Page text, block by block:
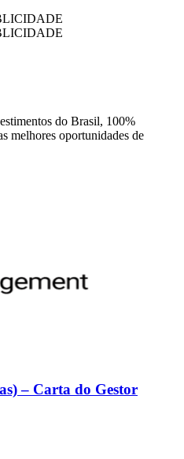
do Brasil, 100%
melhores oportunidades de
– Carta do Gestor